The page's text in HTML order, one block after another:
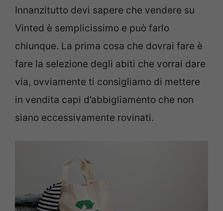
Innanzitutto devi sapere che vendere su
Vinted è semplicissimo e può farlo
chiunque. La prima cosa che dovrai fare è
fare la selezione degli abiti che vorrai dare
via, ovviamente ti consigliamo di mettere
in vendita capi d’abbigliamento che non
siano eccessivamente rovinati.